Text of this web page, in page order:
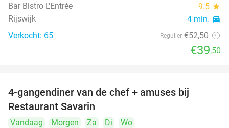
Bar Bistro L'Entrée
9.5 star
Rijswijk 4 min. directions_car
Verkocht: 65 Regulier €52,50
€39,50
4-gangendiner van de chef + amuses bij
Restaurant Savarin
Vandaag Morgen Za Di
Wo